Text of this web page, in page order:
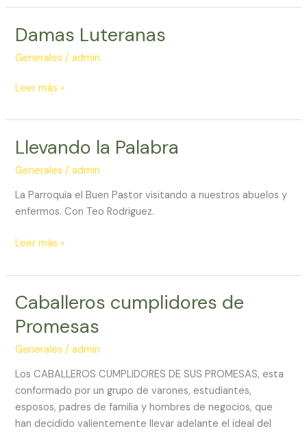
de
y
Plegaria
Liberación
Roma
2019
Damas Luteranas
Generales /admin
Damas
Leer más »
Llevando la Palabra
Generales /admin
La Parroquia el Buen Pastor visitando a nuestros abuelos y
enfermos. Con Teo Rodriguez.
Llevando
Palabra
Leer más »
Caballeros cumplidores de
Promesas
Generales /admin
Los CABALLEROS CUMPLIDORES DE SUS PROMESAS, esta
conformado por un grupo de varones, estudiantes,
esposos, padres de familia y hombres de negocios, que
han decidido valientemente llevar adelante el ideal del